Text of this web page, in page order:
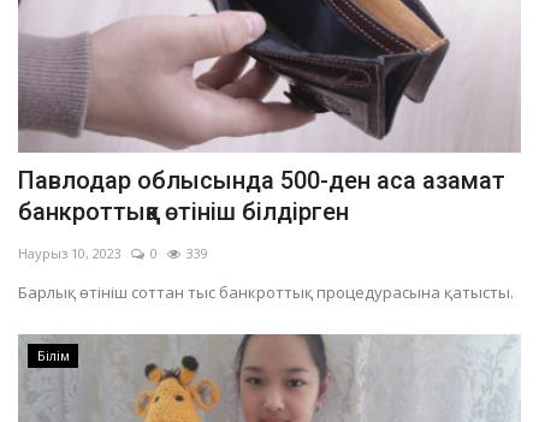
Павлодар облысында 500-ден аса азамат
банкроттыққа өтініш білдірген
Наурыз 10, 2023 0 339
Барлық өтініш соттан тыс банкроттық процедурасына қатысты.
Білім